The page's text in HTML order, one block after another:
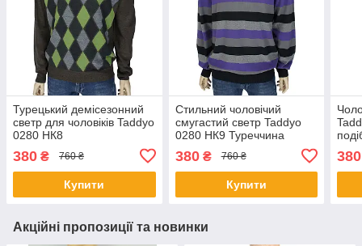
Турецький демісезонний
светр для чоловіків Taddyo
0280 НК8
380 ₴ 760 ₴
Купити
Стильний чоловічий
смугастий светр Taddyo
0280 НК9 Туреччина
380₴ 760 ₴
Купити
380
Акційні пропозиції та новинки